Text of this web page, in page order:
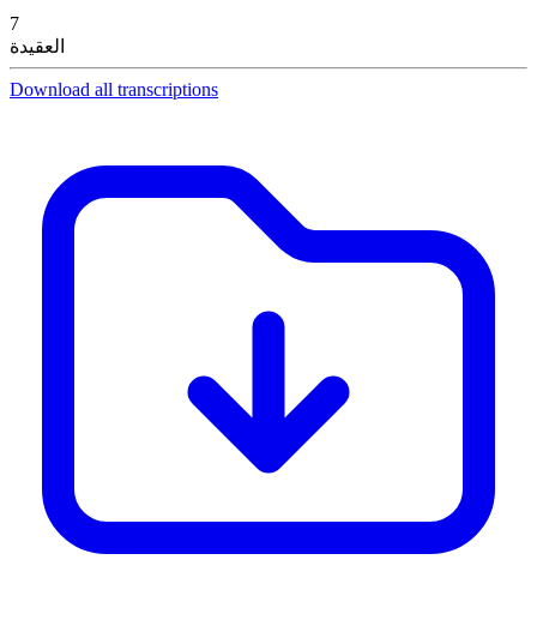
7
العقيدة
Download all transcriptions